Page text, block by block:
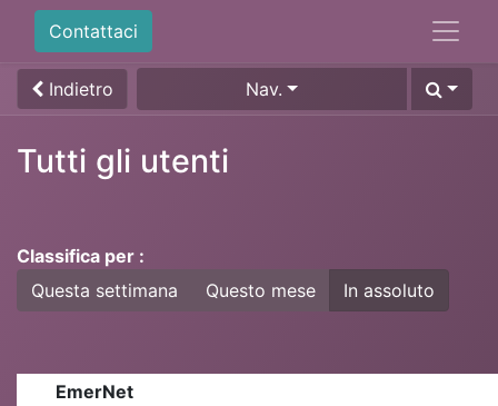
Contattaci
Indietro Nav.
Tutti gli utenti
Classifica per :
Questa settimana
Questo mese In assoluto
EmerNet